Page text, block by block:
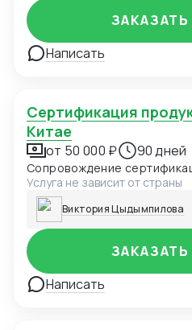
Россия Передавайте нам запросы ваших клиентов
на сертификацию, а мы
решение их задачи. Вы
маржи за каждого
Написать
ЗАКАЗАТЬ
Сертификация продукции в России и
Китае
от 50 000 ₽ 90 дней
Сопровождение
Услуга не зависит от страны
Виктория Цыдымпилова
Написать
ЗАКАЗАТЬ